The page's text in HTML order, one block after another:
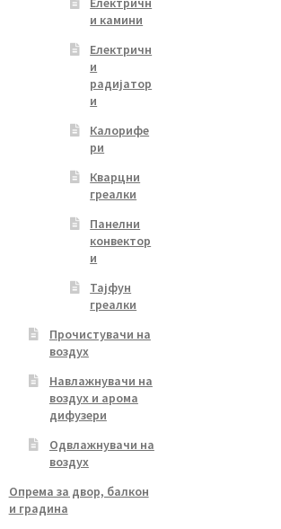
и камини
Електричн
и
радијатор
и
Калорифе
ри
Кварцни
греалки
Панелни
конвектор
и
Тајфун
греалки
Прочистувачи на
воздух
Навлажнувачи на
воздух и арома
дифузери
Одвлажнувачи на
воздух
Опрема за двор, балкон
и градина